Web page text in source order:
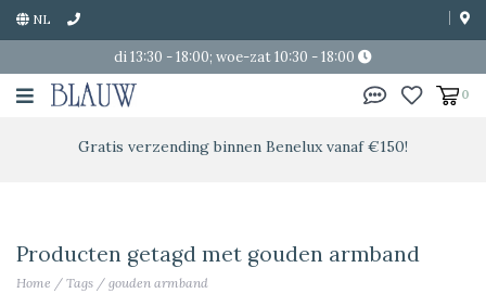
NL
di 13:30 - 18:00; woe-zat 10:30 - 18:00
0
Gratis verzending binnen Benelux vanaf €150!
Producten getagd met gouden armband
Home / Tags / gouden armband